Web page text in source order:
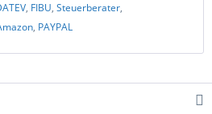
, FIBU, Steuerberater,
, PAYPAL